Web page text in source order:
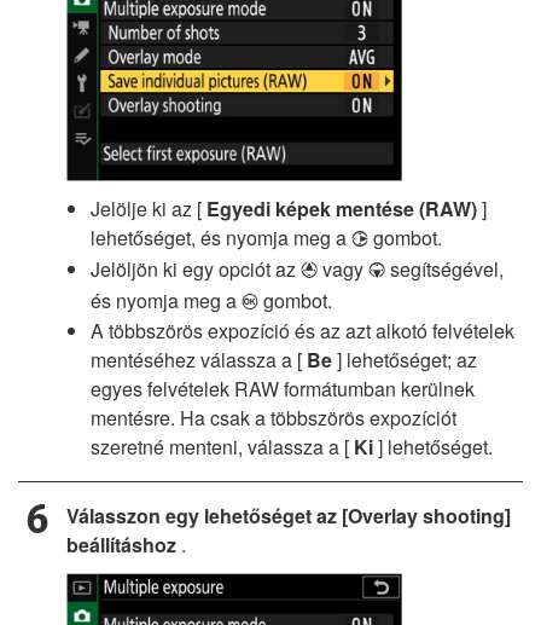
Jelölje ki az [ Egyedi képek mentése (RAW)]
lehetőséget, és nyomja meg a 2 gombot.
Jelöljön ki egy opciót az 1 vagy 3 segítségével,
és nyomja meg a J gombot.
A többszörös expozíció és az azt alkotó felvételek
mentéséhez válassza a [ Be] lehetőséget; az
egyes felvételek RAW formátumban kerülnek
mentésre. Ha csak a többszörös expozíciót
szeretné menteni, válassza a [ Ki] lehetőséget.
Válasszon egy lehetőséget az [Overlay shooting]
beállításhoz .